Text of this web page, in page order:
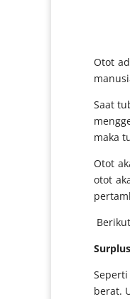
Otot
Saat
maka
Otot
otot
berat.